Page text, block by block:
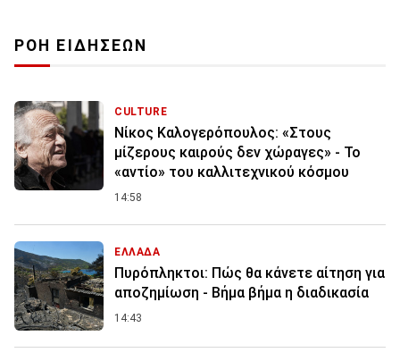
ΡΟΗ ΕΙΔΗΣΕΩΝ
CULTURE
Νίκος Καλογερόπουλος: «Στους
μίζερους καιρούς δεν χώραγες» - Το
«αντίο» του καλλιτεχνικού κόσμου
14:58
ΕΛΛΑΔΑ
Πυρόπληκτοι: Πώς θα κάνετε αίτηση για
αποζημίωση - Βήμα βήμα η διαδικασία
14:43